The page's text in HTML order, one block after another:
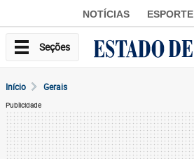
NOTÍCIAS ESPORTE
Seções
Início Gerais
Publicidade